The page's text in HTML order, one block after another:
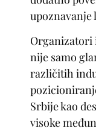
Organizatori
nije samo
različitih
Srbije kao
visoke